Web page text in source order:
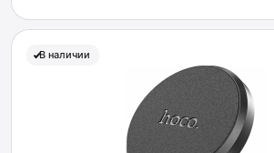
В наличии